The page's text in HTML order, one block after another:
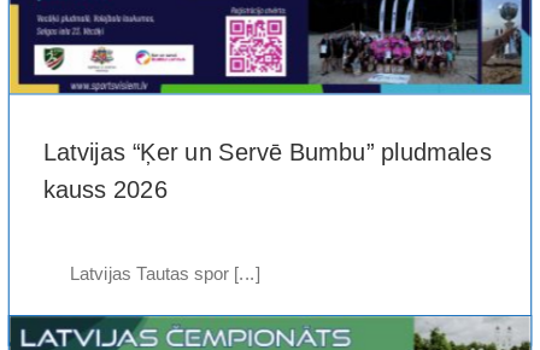
Latvijas “Ķer un Servē Bumbu” pludmales
kauss 2026
Latvijas Tautas spor [...]